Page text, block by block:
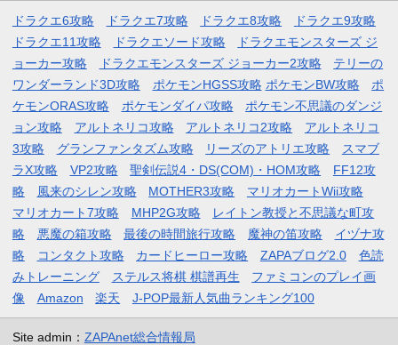
ドラクエ6攻略 ドラクエ7攻略 ドラクエ8攻略
ドラクエ9攻略
ドラクエ11攻略
ドラクエソード攻略
ドラクエモンスターズ ジ
ョーカー攻略
ドラクエモンスターズ ジョーカー2攻略
テリーの
ワンダーランド3D攻略
ポケモンHGSS攻略 ポケモンBW攻略
ポ
ケモンORAS攻略
ポケモンダイパ攻略
ポケモン不思議のダンジ
ョン攻略
アルトネリコ攻略 アルトネリコ2攻略
アルトネリコ
3攻略
グランファンタズム攻略 リーズのアトリエ攻略
スマブ
ラX攻略
VP2攻略 聖剣伝説4・DS(COM)・HOM攻略
FF12攻
略
風来のシレン攻略 MOTHER3攻略
マリオカートWii攻略
マリオカート7攻略
MHP2G攻略
レイトン教授と不思議な町攻
略
悪魔の箱攻略 最後の時間旅行攻略 魔神の笛攻略
イヅナ攻
略
コンタクト攻略 カードヒーロー攻略 ZAPAブログ2.0
色読
みトレーニング
ステルス将棋 棋譜再生
ファミコンのプレイ画
像
Amazon 楽天 J-POP最新人気曲ランキング100
Site admin： ZAPAnet総合情報局